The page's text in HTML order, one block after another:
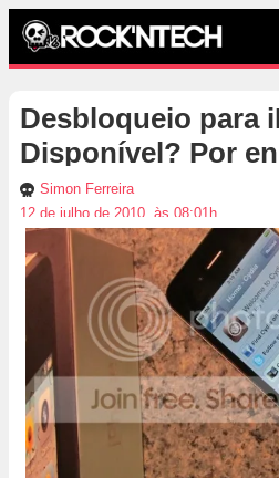
Desbloqueio para
Disponível? Por
Simon Ferreira
12 de julho de 2010, às 08:01h